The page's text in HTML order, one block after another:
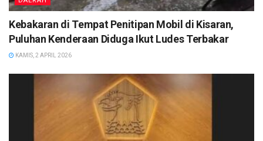
Kebakaran di Tempat Penitipan Mobil di Kisaran,
Puluhan Kenderaan Diduga Ikut Ludes Terbakar
KAMIS, 2 APRIL 2026